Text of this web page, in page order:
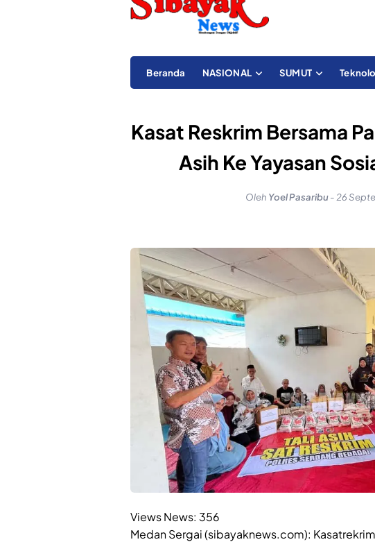
Beranda NASIONAL SUMUT
Kasat Reskrim Bersama
Asih Ke Yayasan
Oleh Yoel Pasaribu- 26
Views News: 356
Medan Sergai (sibayaknews.com):